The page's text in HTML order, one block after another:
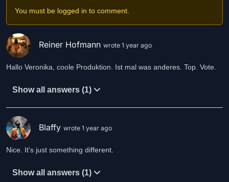
You must be logged in to comment.
Reiner Hofmann wrote 1 year ago
Hallo Veronika, coole Produktion. Ist mal was anderes. Top. Vote.
Show all answers (1)
Blaffy wrote 1 year ago
Nice. It's just something different.
Show all answers (1)